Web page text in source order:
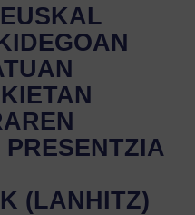
(LANHITZ)